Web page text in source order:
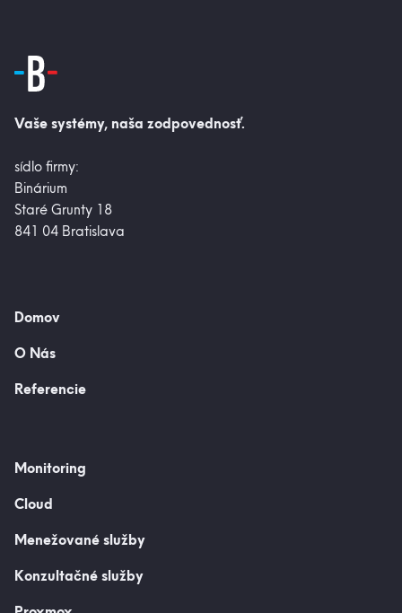
Vaše systémy, naša zodpovednosť.
sídlo firmy:
Binárium
Staré Grunty 18
841 04 Bratislava
Domov
O Nás
Referencie
Monitoring
Cloud
Menežované služby
Konzultačné služby